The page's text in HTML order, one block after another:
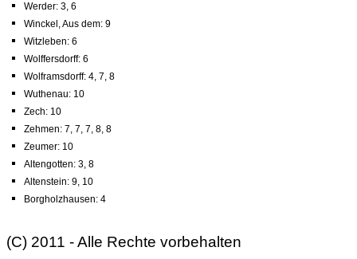
Werder: 3, 6
Winckel, Aus dem: 9
Witzleben: 6
Wolffersdorff: 6
Wolframsdorff: 4, 7, 8
Wuthenau: 10
Zech: 10
Zehmen: 7, 7, 7, 8, 8
Zeumer: 10
Altengotten: 3, 8
Altenstein: 9, 10
Borgholzhausen: 4
(C) 2011 - Alle Rechte vorbehalten